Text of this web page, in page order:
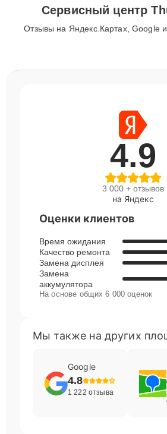
Сервисный центр
Отзывы на Яндекс.Картах, Google
4.9
3 000 + отзывов
на Яндекс
Оценки клиентов
Время ожидания
Качество ремонта
Замена дисплея
Замена
аккумулятора
На основе общих 6 000 оценок
Мы также на других
Google
4.8
1 222 отзыва